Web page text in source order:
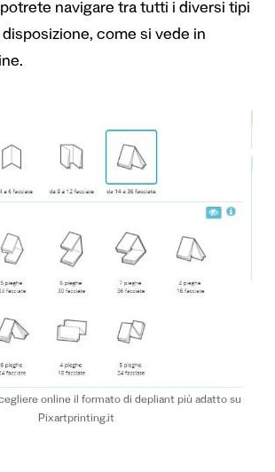
navigare tra tutti i diversi tipi
come si vede in
online il formato di depliant più adatto su
Pixartprinting.it